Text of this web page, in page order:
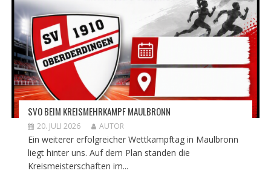
SVO BEIM KREISMEHRKAMPF MAULBRONN
20. JULI 2026 AUTOR
Ein weiterer erfolgreicher Wettkampftag in Maulbronn
liegt hinter uns. Auf dem Plan standen die
Kreismeisterschaften im...